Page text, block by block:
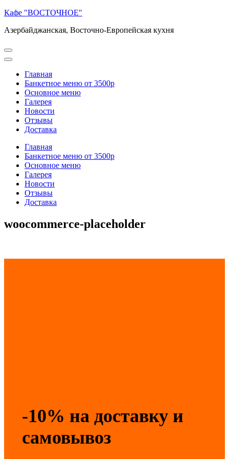
Перейти
содержимому
Enter)
Кафе "ВОСТОЧНОЕ"
Азербайджанская, Восточно-Европейская кухня
Главная
Банкетное меню от 3500р
Основное меню
Галерея
Новости
Отзывы
Доставка
Главная
Банкетное меню от 3500р
Основное меню
Галерея
Новости
Отзывы
Доставка
woocommerce-placeholder
-10% на доставку и
самовывоз